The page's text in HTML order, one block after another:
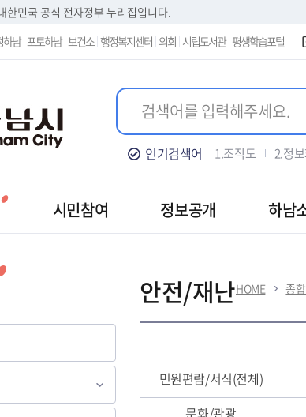
한민국 공식 전자정부 누리집입니다.
하남 포토하남 보건소 행정복지센터 의회 시립도서관 평생학습포털
인기검색어 1.조직도
2.정
5.하남신문고
시민참여 정보공개 하남
안전/재난HOME 종
민원편람/서식(전체)
문화/관광